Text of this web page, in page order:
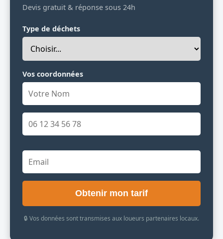
Devis gratuit & réponse sous 24h
Type de déchets
Vos coordonnées
Obtenir mon tarif
🔒 Vos données sont transmises aux loueurs partenaires locaux.